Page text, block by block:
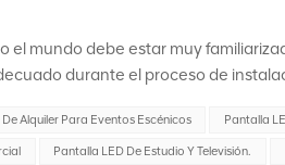
el mundo debe estar muy
durante el proceso de
se denominan pantallas de
de alto rendimiento. Son
Alquiler Para Eventos Escénicos Pantalla
Pantalla LED De Estudio Y Televisión.